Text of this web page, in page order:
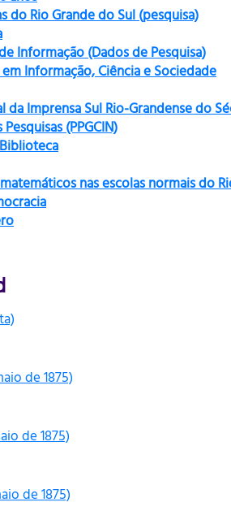
do Rio Grande do Sul (pesquisa)
Informação (Dados de Pesquisa)
Informação, Ciência e Sociedade
da Imprensa Sul Rio-Grandense do
(PPGCIN)
nas escolas normais do
de 1875)
de 1875)
de 1875)